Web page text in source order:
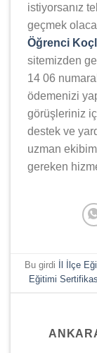
istiyorsanız
geçmek
Öğrenci
sitemizden
14 06
ödemenizi
görüşleriniz
destek ve
uzman
gereken
Bu girdi İl İlçe
Eğitimi